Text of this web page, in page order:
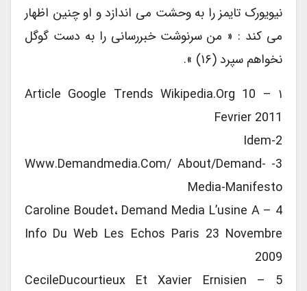
نیویورک تایمز را به وحشت می اندازد و او چنین اظهار
می کند : « من سرنوشت خبررسانی را به دست گوگل
نخواهم سپرد (۱۶) ».
۱ – Article Google Trends Wikipedia.org 10
Fevrier 2011
3- Www.demandmedia.com/ About/demand-
Media-Manifesto
4 – Caroline Boudet، Demand Media L’usine A
Info Du Web Les Echos Paris 23 Novembre
2009
5 – CecileDucourtieux Et Xavier Ernisien